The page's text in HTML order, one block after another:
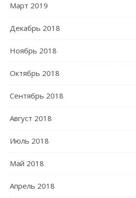
Март 2019
Декабрь 2018
Ноябрь 2018
Октябрь 2018
Сентябрь 2018
Август 2018
Июль 2018
Май 2018
Апрель 2018